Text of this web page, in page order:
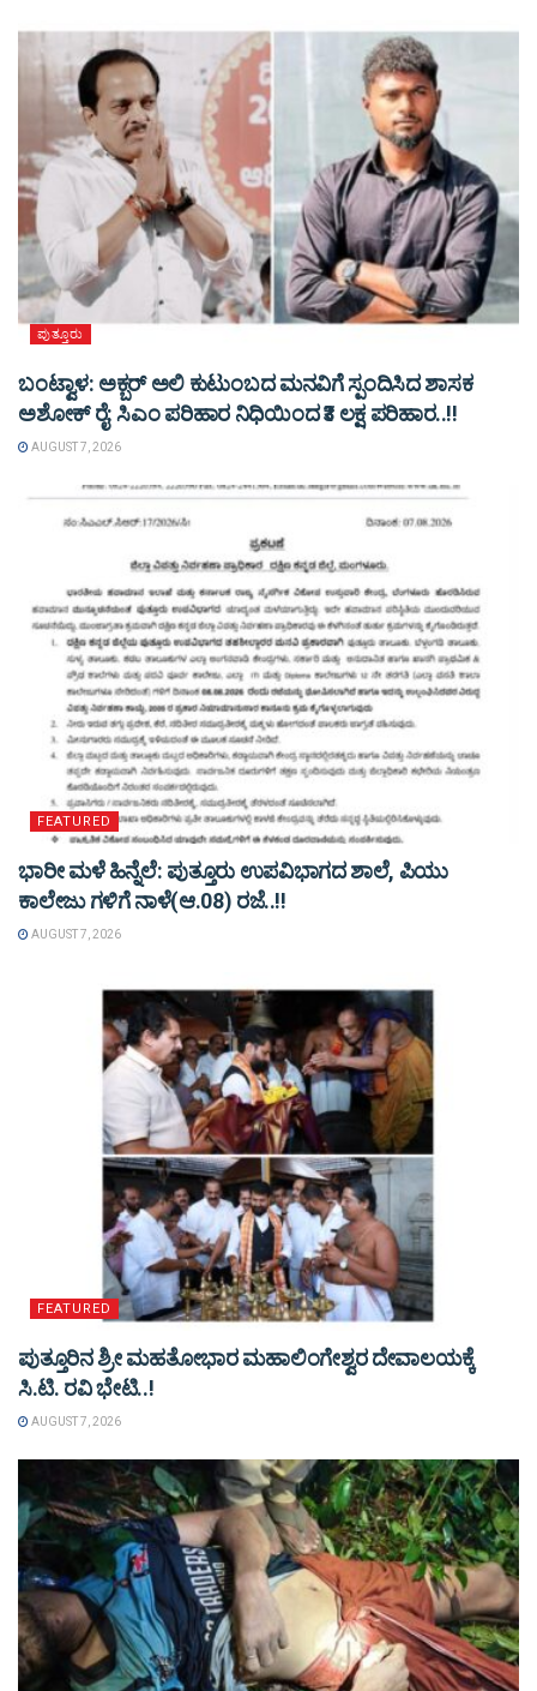
ಪುತ್ತೂರು
ಬಂಟ್ವಾಳ: ಅಕ್ಬರ್ ಅಲಿ ಕುಟುಂಬದ ಮನವಿಗೆ ಸ್ಪಂದಿಸಿದ ಶಾಸಕ
ಅಶೋಕ್ ರೈ: ಸಿಎಂ ಪರಿಹಾರ ನಿಧಿಯಿಂದ ₹3 ಲಕ್ಷ ಪರಿಹಾರ..!!
AUGUST 7, 2026
FEATURED
ಭಾರೀ ಮಳೆ ಹಿನ್ನೆಲೆ: ಪುತ್ತೂರು ಉಪವಿಭಾಗದ ಶಾಲೆ, ಪಿಯು
ಕಾಲೇಜು ಗಳಿಗೆ ನಾಳೆ(ಆ.08) ರಜೆ..!!
AUGUST 7, 2026
FEATURED
ಪುತ್ತೂರಿನ ಶ್ರೀ ಮಹತೋಭಾರ ಮಹಾಲಿಂಗೇಶ್ವರ ದೇವಾಲಯಕ್ಕೆ
ಸಿ.ಟಿ. ರವಿ ಭೇಟಿ..!
AUGUST 7, 2026